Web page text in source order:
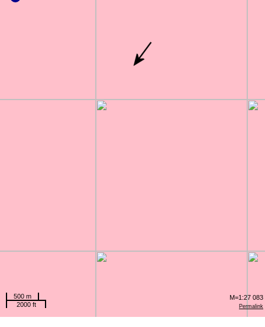
Permalink
500 m
2000 ft
M=1:27 083